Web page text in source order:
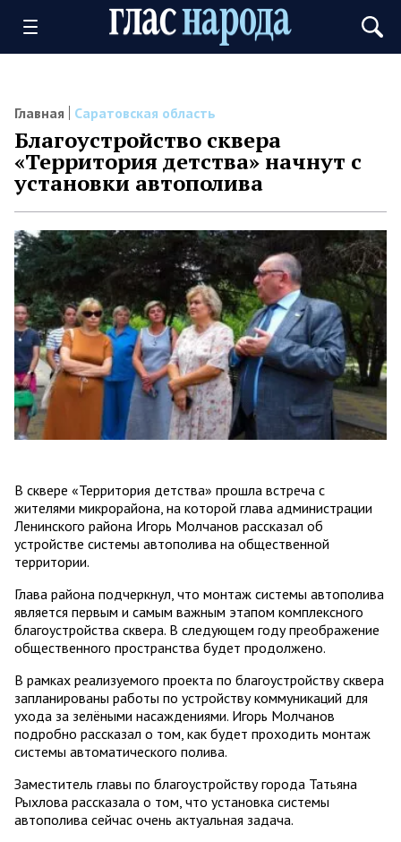
Главная Саратовская область
Благоустройство сквера
«Территория детства» начнут с
установки автополива
В сквере «Территория детства» прошла встреча с
жителями микрорайона, на которой глава администрации
Ленинского района Игорь Молчанов рассказал об
устройстве системы автополива на общественной
территории.
Глава района подчеркнул, что монтаж системы автополива
является первым и самым важным этапом комплексного
благоустройства сквера. В следующем году преображение
общественного пространства будет продолжено.
В рамках реализуемого проекта по благоустройству сквера
запланированы работы по устройству коммуникаций для
ухода за зелёными насаждениями. Игорь Молчанов
подробно рассказал о том, как будет проходить монтаж
системы автоматического полива.
Заместитель главы по благоустройству города Татьяна
Рыхлова рассказала о том, что установка системы
автополива сейчас очень актуальная задача.